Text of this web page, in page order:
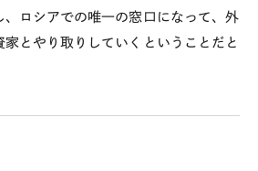
ロシアでの唯一の窓口になって、外
家とやり取りしていくということだと